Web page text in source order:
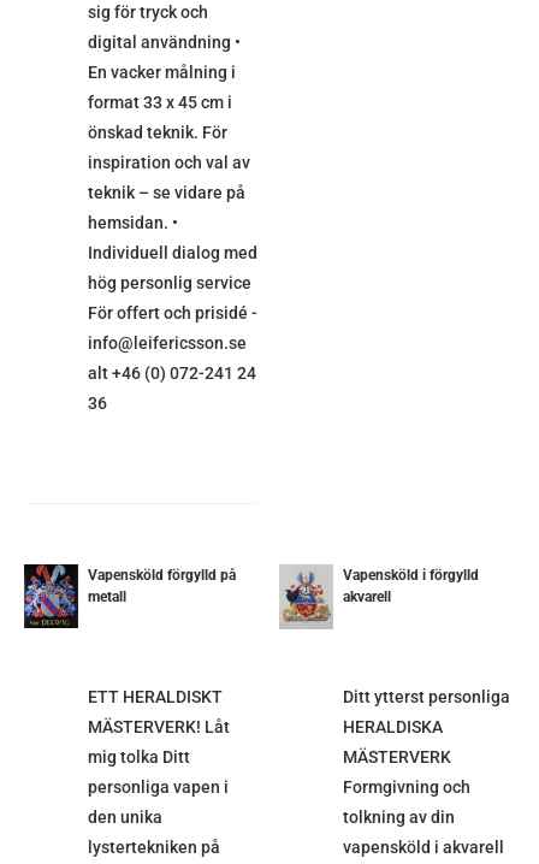
sig för tryck och
digital användning •
En vacker målning i
format 33 x 45 cm i
önskad teknik. För
inspiration och val av
teknik – se vidare på
hemsidan. •
Individuell dialog med
hög personlig service
För offert och prisidé -
info@leifericsson.se
alt +46 (0) 072-241 24
36
Vapensköld förgylld på
metall
ETT HERALDISKT
MÄSTERVERK! Låt
mig tolka Ditt
personliga vapen i
den unika
lystertekniken på
DETALJER
Vapensköld i förgylld
akvarell
Ditt ytterst personliga
HERALDISKA
MÄSTERVERK
Formgivning och
tolkning av din
vapensköld i akvarell